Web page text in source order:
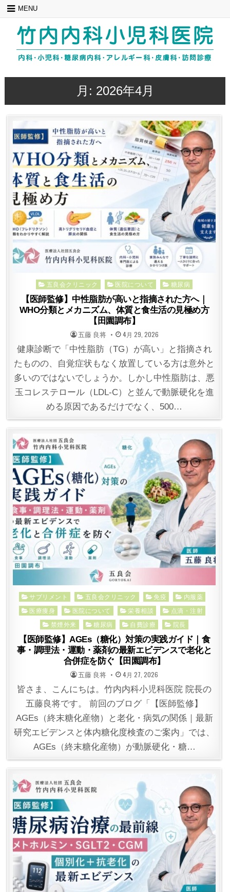
Skip
content
MENU
月: 2026年4月
Posted
in
五良会クリニック 医院について 糖尿病
【医師監修】中性脂肪が高いと指摘された方へ｜
WHO分類とメカニズム、体質と食生活の見極め方
【田園調布】
POSTED
BY
五藤 良将 POSTED
ON
4月 29, 2026
健康診断で「中性脂肪（TG）が高い」と指摘され
たものの、自覚症状もなく放置している方は意外と
多いのではないでしょうか。しかし中性脂肪は、悪
玉コレステロール（LDL-C）と並んで動脈硬化を進
める原因であるだけでなく、500…
Posted
in
サプリメント 五良会クリニック 免疫
内服薬
医療痩身
医院について 栄養相談
点滴・注射
禁煙外来
糖尿病 自費診療 院長
【医師監修】AGEs（糖化）対策の実践ガイド｜食
事・調理法・運動・薬剤の最新エビデンスで老化と
合併症を防ぐ【田園調布】
POSTED
BY
五藤 良将 POSTED
ON
4月 27, 2026
皆さま、こんにちは。竹内内科小児科医院 院長の
五藤良将です。 前回のブログ「【医師監修】
AGEs（終末糖化産物）と老化・病気の関係｜最新
研究エビデンスと体内糖化度検査のご案内」では、
AGEs（終末糖化産物）が動脈硬化・糖…